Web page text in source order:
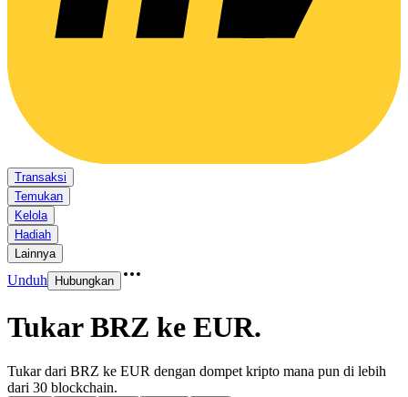
Transaksi
Temukan
Kelola
Hadiah
Lainnya
Unduh Hubungkan
Tukar BRZ ke EUR.
Tukar dari BRZ ke EUR dengan dompet kripto mana pun di lebih
dari 30 blockchain.